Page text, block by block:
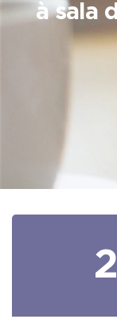
à sala